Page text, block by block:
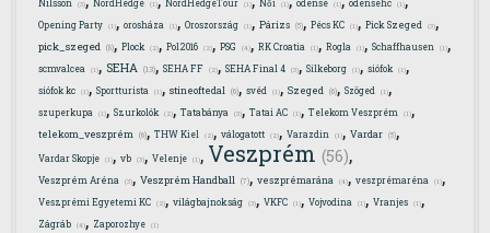
(3) (1) (1) (1) (1) (1)
Opening Party (1), orosháza (1), Oroszország (1), Párizs (5), Pécs KC (1), Pick Szeged (3),
pick_szeged (8), Plock (2), Pol2016 (2), PSG (4), RK Croatia (1), Rogla (1), Schaffhausen (1),
scmvalcea (1), SEHA (13), SEHA FF (2), SEHA Final 4 (3), Silkeborg (1), siófok (1),
siófok kc (1), Sportturista (1), stineoftedal (6), svéd (1), Szeged (6), Szöged (1),
szuperkupa (1), Szurkolók (2), Tatabánya (3), Tatai AC (1), Telekom Veszprém (1),
telekom_veszprém (6), THW Kiel (2), válogatott (2), Varazdin (1), Vardar (5),
Vardar Skopje (1), vb (3), Velenje (1), Veszprém (56),
Veszprém Aréna (3), Veszprém Handball (7), veszprémarána (4), veszprémaréna (1),
Veszprémi Egyetemi KC (2), világbajnokság (3), VKFC (1), Vojvodina (1), Vranjes (1),
Zágráb (4), Zaporozhye (1)